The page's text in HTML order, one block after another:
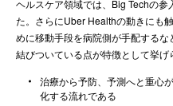
ヘルスケア領域では、Big Techの
た。さらにUber Healthの動きにも
めに移動手段を病院側が手配する
結びついている点が特徴として挙げ
治療から予防、予測へと重心
化する流れである